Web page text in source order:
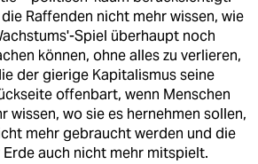
Raffenden nicht mehr wissen, wie
Spiel überhaupt noch
können, ohne alles zu verlieren,
der gierige Kapitalismus seine
offenbart, wenn Menschen
wissen, wo sie es hernehmen sollen,
mehr gebraucht werden und die
Erde auch nicht mehr mitspielt.